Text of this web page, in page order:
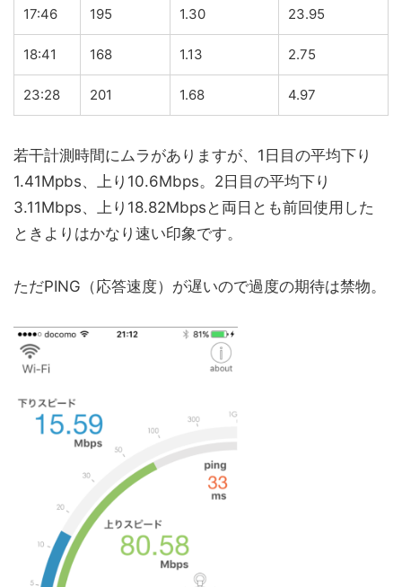
17:46 195 1.30 23.95
18:41 168 1.13 2.75
23:28 201 1.68 4.97
若干計測時間にムラがありますが、1日目の平均下り
1.41Mpbs、上り10.6Mbps。2日目の平均下り
3.11Mbps、上り18.82Mbpsと両日とも前回使用した
ときよりはかなり速い印象です。
ただPING（応答速度）が遅いので過度の期待は禁物。